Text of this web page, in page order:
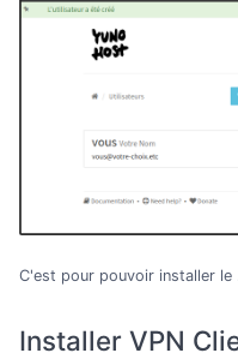
C'est pour pouvoir installer le
Installer VPN